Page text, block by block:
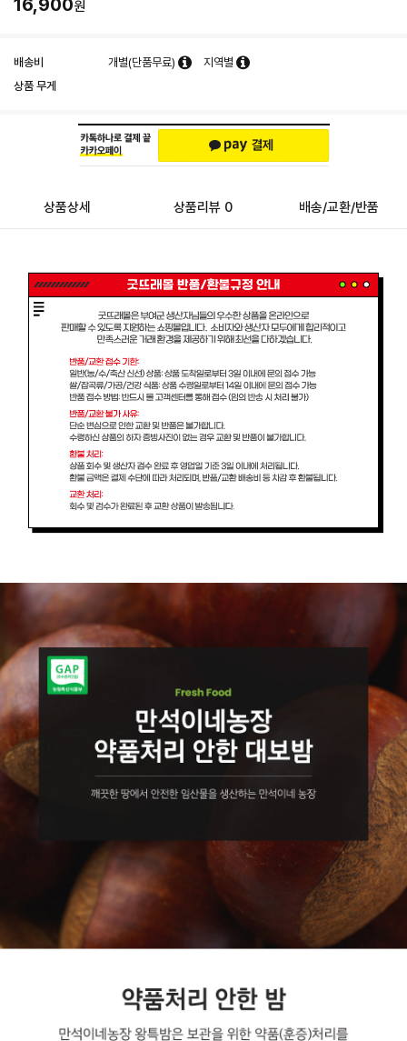
16,900원
배송비 개별(단품무료)
지역별
상품 무게
상품상세 상품리뷰 0 배송/교환/반품